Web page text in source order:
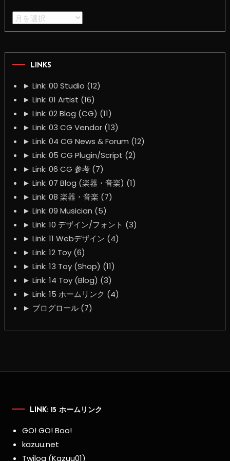
Archives
LINKS
► Link: 00 Studio (12)
► Link: 01 Artist (16)
► Link: 02 Blog (CG) (11)
► Link: 03 CG Vendor (13)
► Link: 04 CG News & Forum (12)
► Link: 05 CG Plugin/Script (2)
► Link: 06 CG 参考 (7)
► Link: 07 Blog (楽器・音楽) (1)
► Link: 08 楽器・音楽 (7)
► Link: 09 Musician (5)
► Link: 10 デザイン/フォント (3)
► Link: 11 Webデザイン (4)
► Link: 12 Toy (6)
► Link: 13 Toy (Shop) (11)
► Link: 14 Toy (Blog) (3)
► Link: 15 ホームリンク (4)
► ブログロール (7)
LINK: 15 ホームリンク
GO! GO! Boo!
kazuu.net
Twilog (Kazuu01)